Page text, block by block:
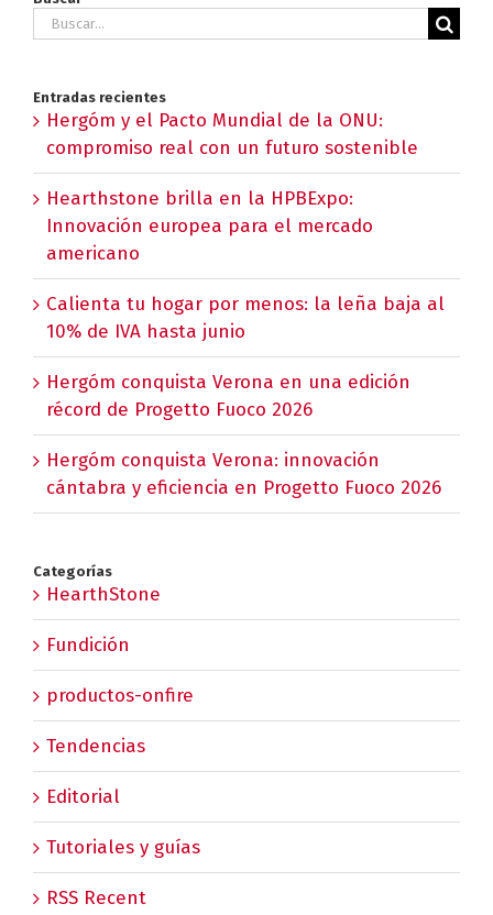
Buscar:
Entradas recientes
Hergóm y el Pacto Mundial de la ONU:
compromiso real con un futuro sostenible
Hearthstone brilla en la HPBExpo:
Innovación europea para el mercado
americano
Calienta tu hogar por menos: la leña baja al
10% de IVA hasta junio
Hergóm conquista Verona en una edición
récord de Progetto Fuoco 2026
Hergóm conquista Verona: innovación
cántabra y eficiencia en Progetto Fuoco 2026
Categorías
HearthStone
Fundición
productos-onfire
Tendencias
Editorial
Tutoriales y guías
RSS Recent